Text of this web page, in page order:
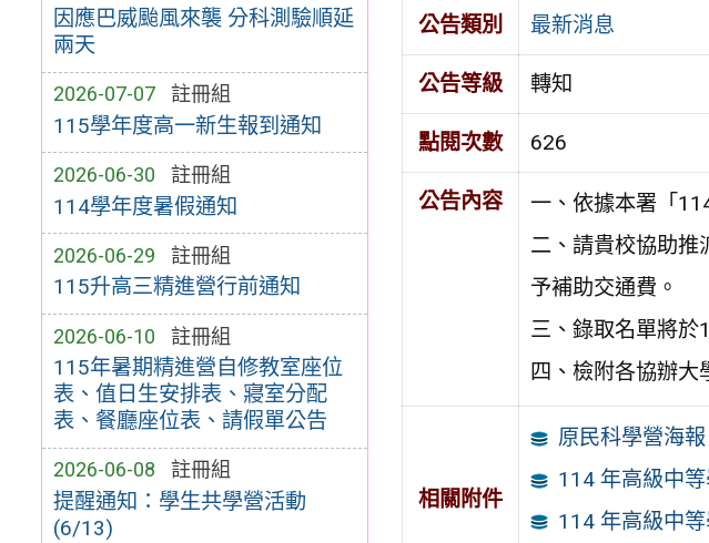
因應巴威颱風來襲 分科測驗順延
兩天
2026-07-07 註冊組
115學年度高一新生報到通知
2026-06-30 註冊組
114學年度暑假通知
2026-06-29 註冊組
115升高三精進營行前通知
2026-06-10 註冊組
115年暑期精進營自修教室座位
表、值日生安排表、寢室分配
表、餐廳座位表、請假單公告
2026-06-08 註冊組
提醒通知：學生共學營活動
(6/13)
公告類別 最新消息
公告等級 轉知
點閱次數 626
公告內容
一、依據本署「
二、請貴校協助推
予補助交通費。
三、錄取名單將於
四、檢附各協辦大
相關附件
原民科學營海報
114 年高級中
114 年高級中